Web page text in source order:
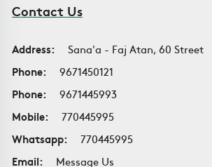
Contact Us
Address:
Sana'a - Faj Atan, 60 Street
Phone:
9671450121
Phone:
9671445993
Mobile:
770445995
Whatsapp:
770445995
Email:
Message Us